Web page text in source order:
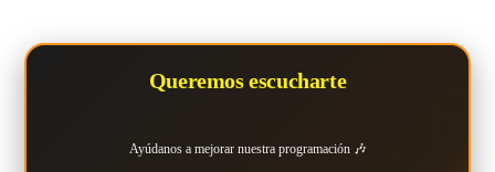
Queremos escucharte
Ayúdanos a mejorar nuestra programación 🎶